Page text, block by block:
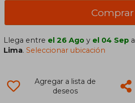
Comprar
Llega entre el 26 Ago y el 04 Sep a
Lima.Seleccionar ubicación
Agregar a lista de
deseos